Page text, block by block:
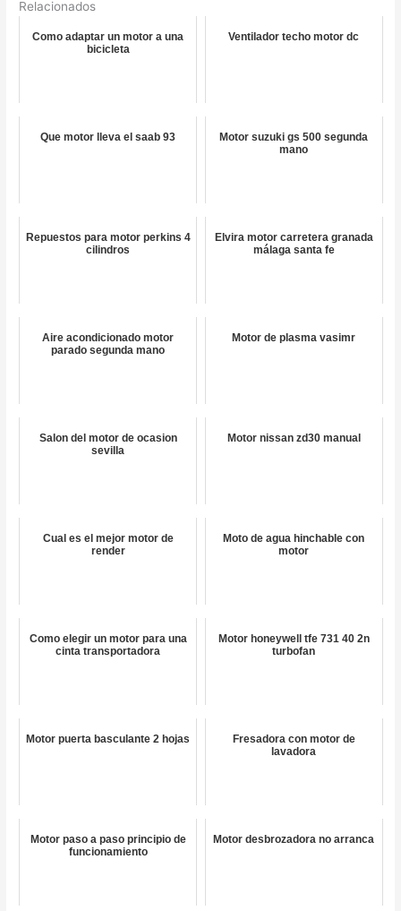
Relacionados
Como adaptar un motor a una
bicicleta
Ventilador techo motor dc
Que motor lleva el saab 93
Motor suzuki gs 500 segunda
mano
Repuestos para motor perkins 4
cilindros
Elvira motor carretera granada
málaga santa fe
Aire acondicionado motor
parado segunda mano
Motor de plasma vasimr
Salon del motor de ocasion
sevilla
Motor nissan zd30 manual
Cual es el mejor motor de
render
Moto de agua hinchable con
motor
Como elegir un motor para una
cinta transportadora
Motor honeywell tfe 731 40 2n
turbofan
Motor puerta basculante 2 hojas
Fresadora con motor de
lavadora
Motor paso a paso principio de
funcionamiento
Motor desbrozadora no arranca